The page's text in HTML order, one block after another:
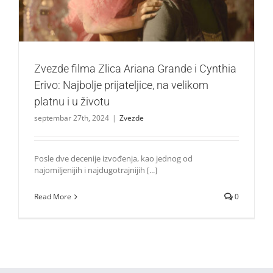
Zvezde filma Zlica Ariana Grande i Cynthia
Erivo: Najbolje prijateljice, na velikom
platnu i u životu
septembar 27th, 2024 | Zvezde
Posle dve decenije izvođenja, kao jednog od
najomiljenijih i najdugotrajnijih [...]
Read More 0